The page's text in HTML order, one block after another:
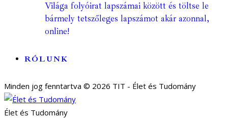
Világa folyóirat lapszámai között és töltse le
bármely tetszőleges lapszámot akár azonnal,
online!
RÓLUNK
Minden jog fenntartva © 2026 TIT - Élet és Tudomány
Élet és Tudomány